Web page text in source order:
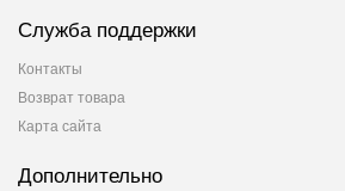
Служба поддержки
Контакты
Возврат товара
Карта сайта
Дополнительно